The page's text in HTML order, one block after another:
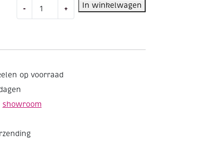
-
Aanbuigoogjes/knijpringetjes,
antiek
koper
+ In winkelwagen
op voorraad
showroom